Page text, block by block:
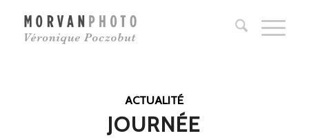
ACTUALITÉ
JOURNÉE